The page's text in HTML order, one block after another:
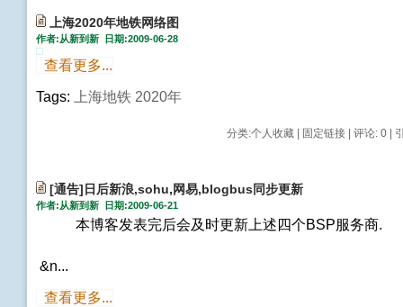
上海2020年地铁网络图
作者:从新到新 日期:2009-06-28
查看更多...
Tags: 上海地铁 2020年
分类:个人收藏 固定链接 评论: 0 |
[通告]日后新浪,sohu,网易,blogbus同步更新
作者:从新到新 日期:2009-06-21
本博客发表完后会及时更新上述四个BSP服务商.
&n...
查看更多...